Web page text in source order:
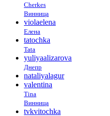
Cherkes
Винница
violaelena
Елена
tatochka
Tata
yuliyaalizarova
Днепр
nataliyalagur
valentina
Tina
Винница
tvkvitochka